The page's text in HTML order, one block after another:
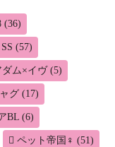
(36)
SS (57)
ダム×イヴ(5)
グ (17)
BL (6)
ペット帝国♀ (51)